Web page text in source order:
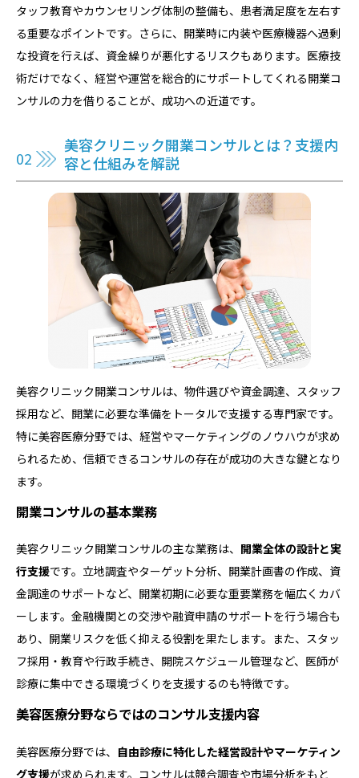
タッフ教育やカウンセリング体制の整備も、患者満足度を左右す
る重要なポイントです。さらに、開業時に内装や医療機器へ過剰
な投資を行えば、資金繰りが悪化するリスクもあります。医療技
術だけでなく、経営や運営を総合的にサポートしてくれる開業コ
ンサルの力を借りることが、成功への近道です。
美容クリニック開業コンサルとは？支援内
容と仕組みを解説
美容クリニック開業コンサルは、物件選びや資金調達、スタッフ
採用など、開業に必要な準備をトータルで支援する専門家です。
特に美容医療分野では、経営やマーケティングのノウハウが求め
られるため、信頼できるコンサルの存在が成功の大きな鍵となり
ます。
開業コンサルの基本業務
美容クリニック開業コンサルの主な業務は、 開業全体の設計と実
行支援です。立地調査やターゲット分析、開業計画書の作成、資
金調達のサポートなど、開業初期に必要な重要業務を幅広くカバ
ーします。金融機関との交渉や融資申請のサポートを行う場合も
あり、開業リスクを低く抑える役割を果たします。また、スタッ
フ採用・教育や行政手続き、開院スケジュール管理など、医師が
診療に集中できる環境づくりを支援するのも特徴です。
美容医療分野ならではのコンサル支援内容
美容医療分野では、 自由診療に特化した経営設計やマーケティン
グ支援が求められます。コンサルは競合調査や市場分析をもと